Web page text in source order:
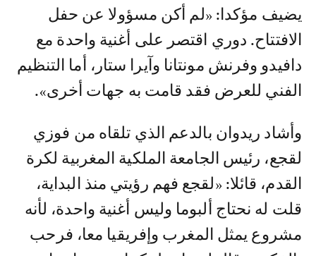
يضيف مؤكدا: «لم أكن مسؤولا عن حفل
الافتتاح. دوري اقتصر على أغنية واحدة مع
دافيدو وفرنش مونتانا وآيرا ستار، أما التنظيم
الفني للعرض فقد قامت به جهات أخرى».
وأشاد ريدوان بالدعم الذي تلقاه من فوزي
لقجع، رئيس الجامعة الملكية المغربية لكرة
القدم، قائلا: «لقجع فهم رؤيتي منذ البداية،
قلت له نحتاج ألبوما وليس أغنية واحدة، لأنه
مشروع يمثل المغرب وإفريقيا معا، فرحب